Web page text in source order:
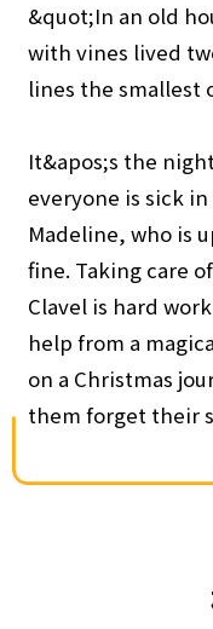
&quot;In an old
with vines lived
lines the smallest
It&apos;s the
everyone is sick
Madeline, who is
fine. Taking care
Clavel is hard
help from a
on a Christmas
them forget their